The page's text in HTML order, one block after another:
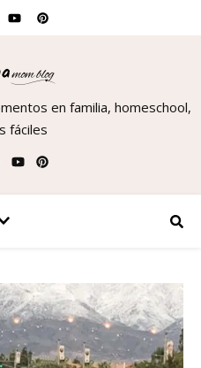
en familia, homeschool,
fáciles